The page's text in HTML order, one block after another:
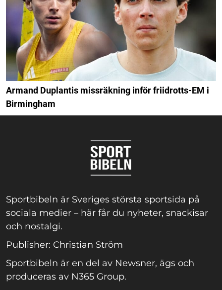
Armand Duplantis missräkning inför friidrotts-EM i
Birmingham
Sportbibeln är Sveriges största sportsida på
sociala medier – här får du nyheter, snackisar
och nostalgi.
Publisher: Christian Ström
Sportbibeln är en del av Newsner, ägs och
produceras av N365 Group.